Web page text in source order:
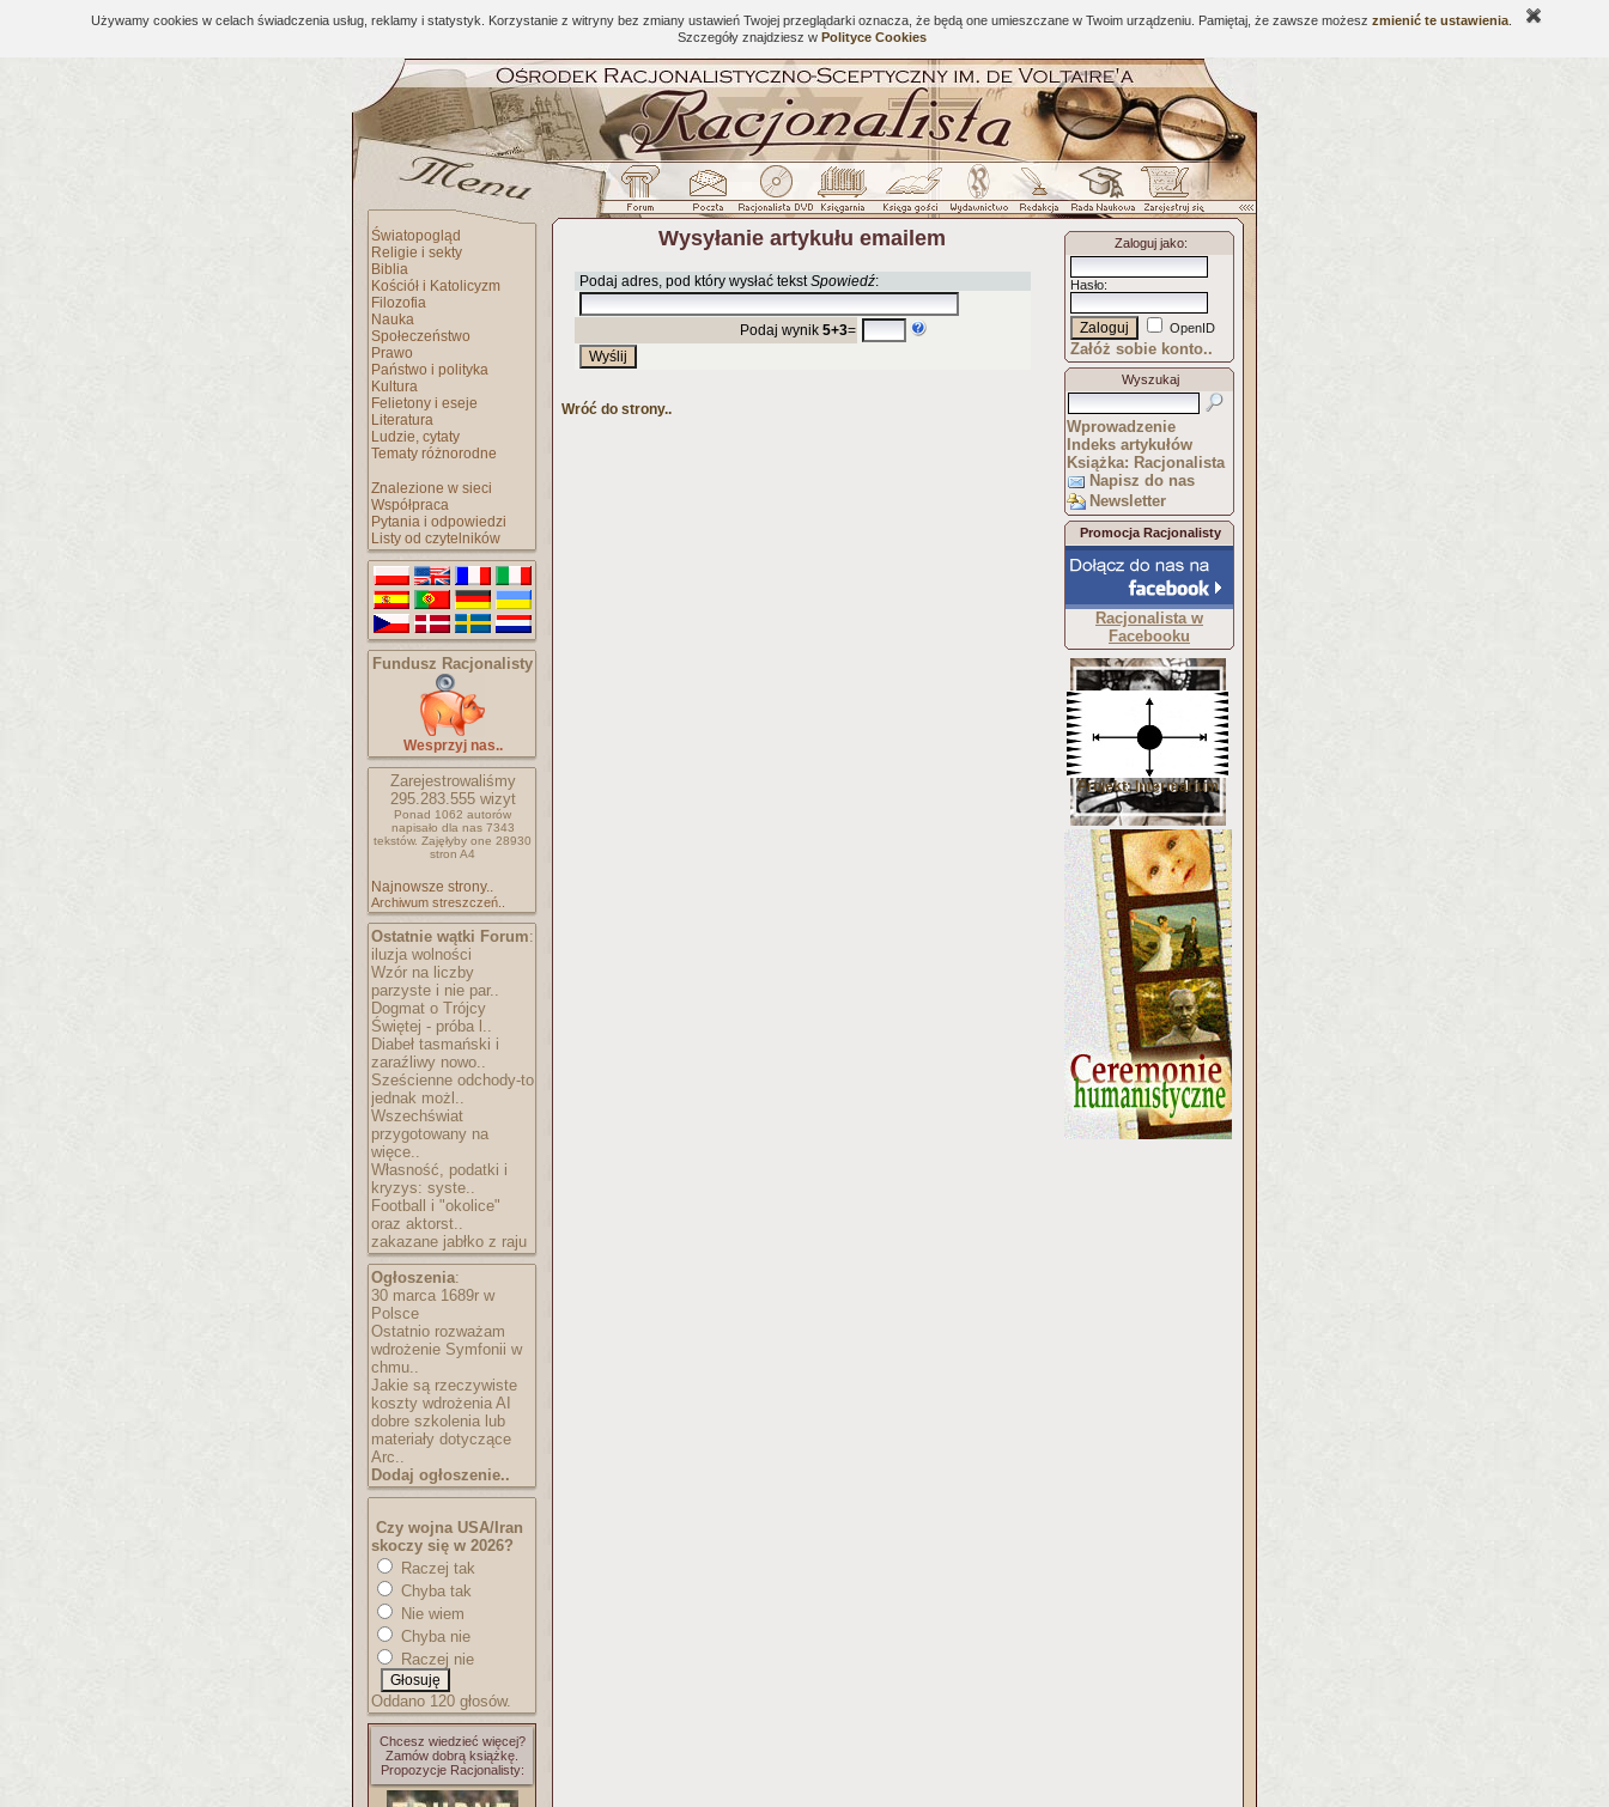
Używamy cookies w celach świadczenia usług, reklamy i statystyk. Korzystanie z witryny bez zmiany ustawień Twojej przeglądarki oznacza, że będą one umieszczane w Twoim urządzeniu. Pamiętaj, że zawsze możesz zmienić te ustawienia
Szczegóły znajdziesz w Polityce Cookies
Światopogląd
Religie i sekty
Biblia
Kościół i Katolicyzm
Filozofia
Nauka
Społeczeństwo
Prawo
Państwo i polityka
Kultura
Felietony i eseje
Literatura
Ludzie, cytaty
Tematy różnorodne
Znalezione w sieci
Współpraca
Pytania i odpowiedzi
Listy od czytelników
Fundusz Racjonalisty
Wesprzyj nas..
Zarejestrowaliśmy
295.283.555wizyt
Ponad 1062 autorów
napisało dla nas 7343
tekstów. Zajęłyby one 28930
stron A4
Najnowsze strony..
Archiwum streszczeń..
Ostatnie wątki Forum:
iluzja wolności
Wzór na liczby
parzyste i nie par..
Dogmat o Trójcy
Świętej - próba l..
Diabeł tasmański i
zaraźliwy nowo..
Sześcienne odchody-to
jednak możl..
Wszechświat
przygotowany na
więce..
Własność, podatki i
kryzys: syste..
Football i "okolice"
oraz aktorst..
zakazane jabłko z raju
Ogłoszenia:
30 marca 1689r w
Polsce
Ostatnio rozważam
wdrożenie Symfonii w
chmu..
Jakie są rzeczywiste
koszty wdrożenia AI
dobre szkolenia lub
materiały dotyczące
Arc..
Dodaj ogłoszenie..
Czy wojna USA/Iran
skoczy się w 2026?
Raczej tak
Chyba tak
Nie wiem
Chyba nie
Raczej nie
Oddano 120 głosów.
Chcesz wiedzieć więcej?
Zamów dobrą książkę.
Propozycje Racjonalisty:
Wysyłanie artykułu emailem
Podaj adres, pod który wysłać tekstSpowiedź:
Podaj wynik 5+3=
Wróć do strony..
Zaloguj jako:
Hasło:
OpenID
Załóż sobie konto..
Wyszukaj
Wprowadzenie
Indeks artykułów
Książka: Racjonalista
Napisz do nas
Newsletter
Promocja Racjonalisty
Racjonalista w
Facebooku